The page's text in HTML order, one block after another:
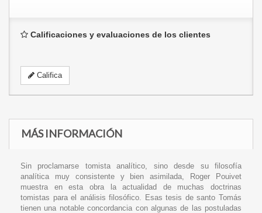
Calificaciones y evaluaciones de los clientes
Califica
MÁS INFORMACIÓN
Sin proclamarse tomista analítico, sino desde su filosofía
analítica muy consistente y bien asimilada, Roger Pouivet
muestra en esta obra la actualidad de muchas doctrinas
tomistas para el análisis filosófico. Esas tesis de santo Tomás
tienen una notable concordancia con algunas de las postuladas